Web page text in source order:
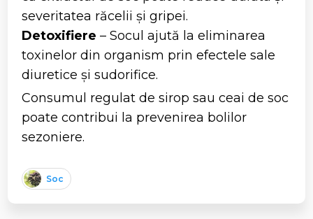
severitatea răcelii și gripei.
Detoxifiere – Socul ajută la eliminarea
toxinelor din organism prin efectele sale
diuretice și sudorifice.
Consumul regulat de sirop sau ceai de soc
poate contribui la prevenirea bolilor
sezoniere.
Soc